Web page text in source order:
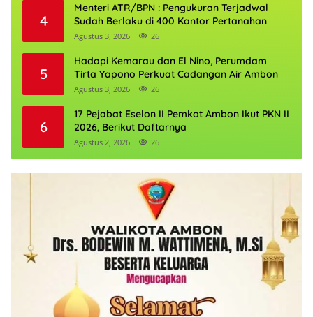
4
Menteri ATR/BPN : Pengukuran Terjadwal
Sudah Berlaku di 400 Kantor Pertanahan
Agustus 3, 2026 26
5
Hadapi Kemarau dan El Nino, Perumdam
Tirta Yapono Perkuat Cadangan Air Ambon
Agustus 3, 2026 26
6
17 Pejabat Eselon II Pemkot Ambon Ikut PKN II
2026, Berikut Daftarnya
Agustus 2, 2026 26